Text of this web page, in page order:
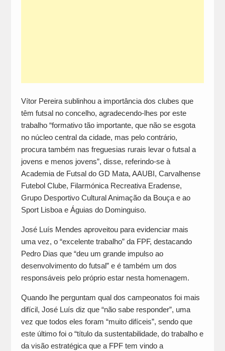
Vítor Pereira sublinhou a importância dos clubes que
têm futsal no concelho, agradecendo-lhes por este
trabalho “formativo tão importante, que não se esgota
no núcleo central da cidade, mas pelo contrário,
procura também nas freguesias rurais levar o futsal a
jovens e menos jovens”, disse, referindo-se à
Academia de Futsal do GD Mata, AAUBI, Carvalhense
Futebol Clube, Filarmónica Recreativa Eradense,
Grupo Desportivo Cultural Animação da Bouça e ao
Sport Lisboa e Águias do Dominguiso.
José Luís Mendes aproveitou para evidenciar mais
uma vez, o “excelente trabalho” da FPF, destacando
Pedro Dias que “deu um grande impulso ao
desenvolvimento do futsal” e é também um dos
responsáveis pelo próprio estar nesta homenagem.
Quando lhe perguntam qual dos campeonatos foi mais
difícil, José Luís diz que “não sabe responder”, uma
vez que todos eles foram “muito difíceis”, sendo que
este último foi o “título da sustentabilidade, do trabalho e
da visão estratégica que a FPF tem vindo a